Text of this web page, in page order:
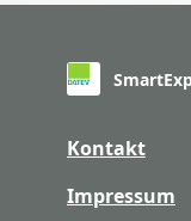
Kontakt
Impressum